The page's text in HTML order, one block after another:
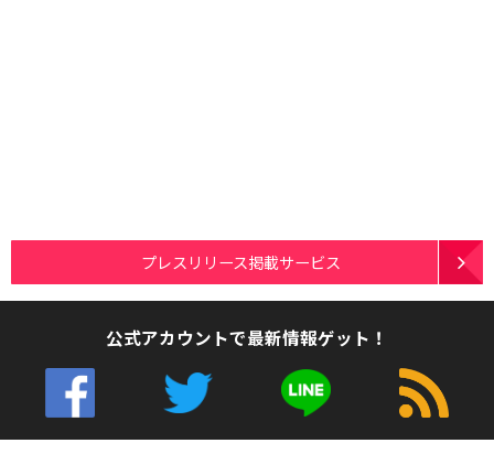
プレスリリース掲載サービス
公式アカウントで最新情報ゲット！